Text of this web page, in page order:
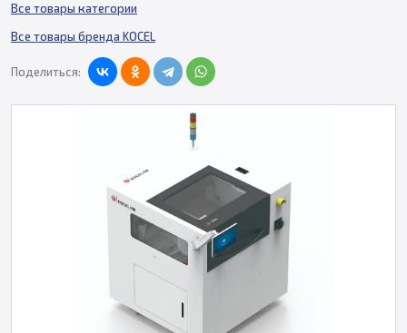
Все товары категории
Все товары бренда KOCEL
Поделиться: